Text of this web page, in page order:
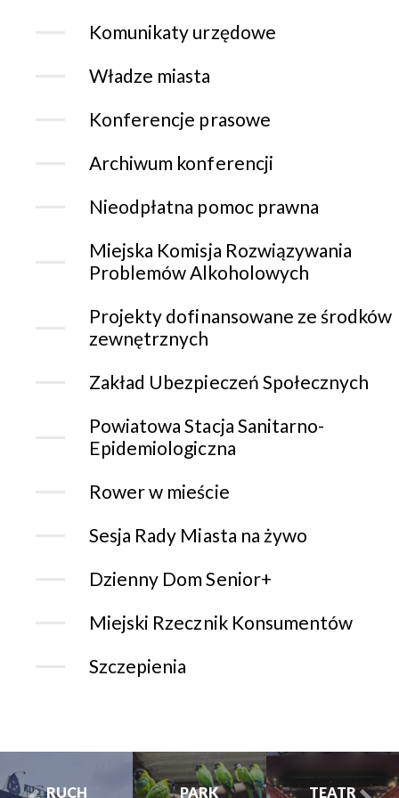
Komunikaty urzędowe
Władze miasta
Konferencje prasowe
Archiwum konferencji
Nieodpłatna pomoc prawna
Miejska Komisja Rozwiązywania
Problemów Alkoholowych
Projekty dofinansowane ze środków
zewnętrznych
Zakład Ubezpieczeń Społecznych
Powiatowa Stacja Sanitarno-
Epidemiologiczna
Rower w mieście
Sesja Rady Miasta na żywo
Dzienny Dom Senior+
Miejski Rzecznik Konsumentów
Szczepienia
PARK
TEATR
CENTRUM